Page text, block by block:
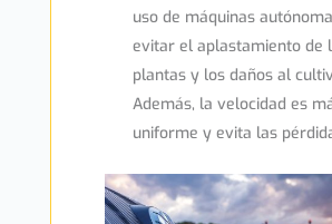
uso de máquinas
evitar el aplastamiento de
plantas y los daños al
Además, la velocidad es
uniforme y evita las